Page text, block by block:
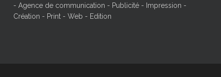
- Agence de communication - Publicité - Impression -
Création - Print - Web - Edition